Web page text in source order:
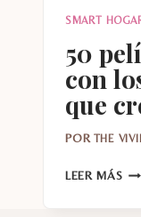
SMART
50
con
que
POR THE
LEER MÁS 50